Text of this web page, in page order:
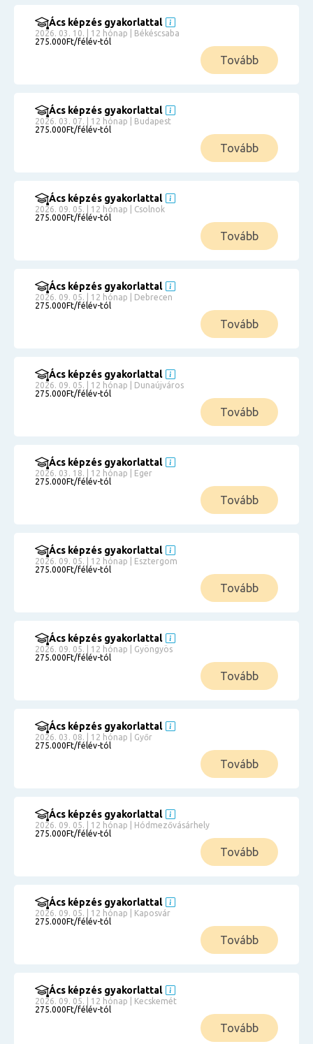
Ács képzés gyakorlattal
2026. 03. 10. | 12 hónap | Békéscsaba
275.000Ft/félév-tól
Tovább
Ács képzés gyakorlattal
2026. 03. 07. | 12 hónap | Budapest
275.000Ft/félév-tól
Tovább
Ács képzés gyakorlattal
2026. 09. 05. | 12 hónap | Csolnok
275.000Ft/félév-tól
Tovább
Ács képzés gyakorlattal
2026. 09. 05. | 12 hónap | Debrecen
275.000Ft/félév-tól
Tovább
Ács képzés gyakorlattal
2026. 09. 05. | 12 hónap | Dunaújváros
275.000Ft/félév-tól
Tovább
Ács képzés gyakorlattal
2026. 03. 18. | 12 hónap | Eger
275.000Ft/félév-tól
Tovább
Ács képzés gyakorlattal
2026. 09. 05. | 12 hónap | Esztergom
275.000Ft/félév-tól
Tovább
Ács képzés gyakorlattal
2026. 09. 05. | 12 hónap | Gyöngyös
275.000Ft/félév-tól
Tovább
Ács képzés gyakorlattal
2026. 03. 08. | 12 hónap | Győr
275.000Ft/félév-tól
Tovább
Ács képzés gyakorlattal
2026. 09. 05. | 12 hónap | Hódmezővásárhely
275.000Ft/félév-tól
Tovább
Ács képzés gyakorlattal
2026. 09. 05. | 12 hónap | Kaposvár
275.000Ft/félév-tól
Tovább
Ács képzés gyakorlattal
2026. 09. 05. | 12 hónap | Kecskemét
275.000Ft/félév-tól
Tovább